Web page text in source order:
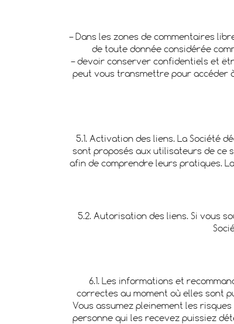
– Dans les zones de commentaires
de toute donnée considérée
– devoir conserver confidentiels et
peut vous transmettre pour accéder
5.1. Activation des liens. La Société
sont proposés aux utilisateurs de ce
afin de comprendre leurs pratiques.
5.2. Autorisation des liens. Si vous
6.1. Les informations et
correctes au moment où elles sont
Vous assumez pleinement les
personne qui les recevez puissiez